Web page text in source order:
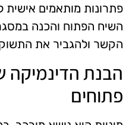
פתרונות מותאמים אישית
השיח הפתוח והכנה
הקשר ולהגביר את
הבנת הדינמיקה
פתוחים